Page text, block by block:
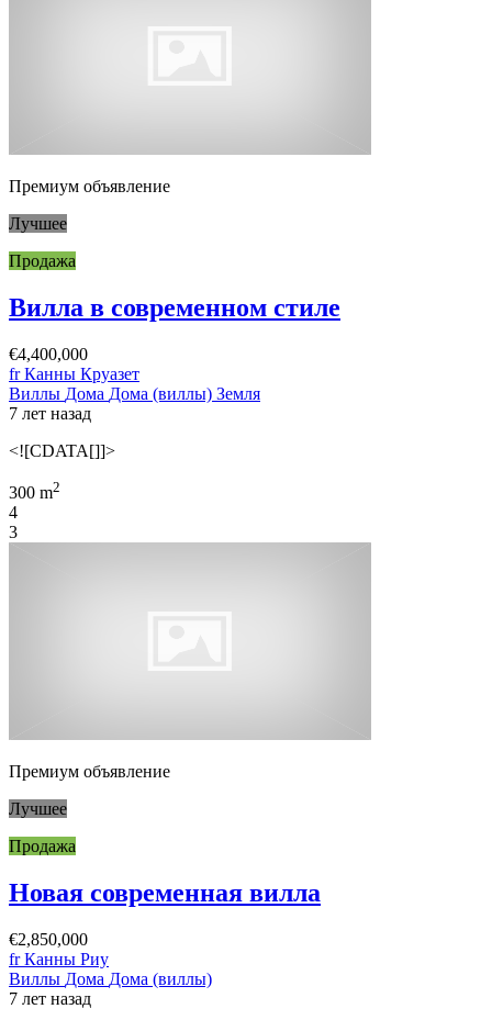
Премиум объявление
Лучшее
Продажа
Вилла в современном стиле
€4,400,000
fr Канны Круазет
Виллы Дома Дома (виллы) Земля
7 лет назад
<![CDATA[]]>
300 m2
4
3
Премиум объявление
Лучшее
Продажа
Новая современная вилла
€2,850,000
fr Канны Риу
Виллы Дома Дома (виллы)
7 лет назад